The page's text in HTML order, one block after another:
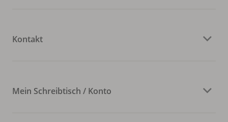
Kontakt
Mein Schreibtisch / Konto